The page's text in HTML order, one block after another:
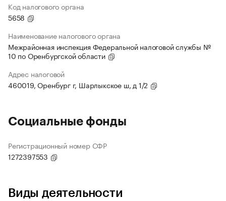
Код налогового органа
5658
Наименование налогового органа
Межрайонная инспекция Федеральной налоговой службы №
10 по Оренбургской области
Адрес налоговой
460019, Оренбург г, Шарлыкское ш, д 1/2
Социальные фонды
Регистрационный номер СФР
1272397553
Виды деятельности